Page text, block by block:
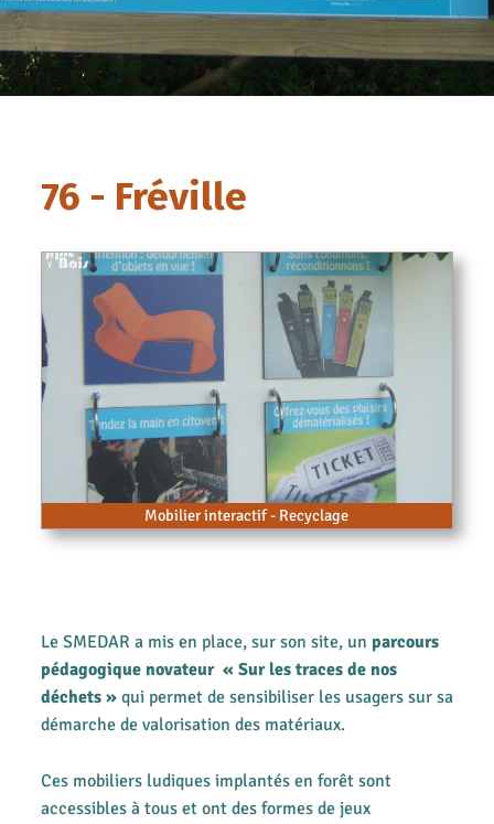
76 - Fréville
Mobilier interactif - Recyclage
Le SMEDAR a mis en place, sur son site, un parcours
pédagogique novateur « Sur les traces de nos
déchets »qui permet de sensibiliser les usagers sur sa
démarche de valorisation des matériaux.
Ces mobiliers ludiques implantés en forêt sont
accessibles à tous et ont des formes de jeux